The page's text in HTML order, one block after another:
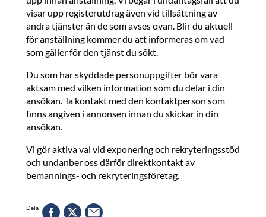
visar upp registerutdrag även vid tillsättning av
andra tjänster än de som avses ovan. Blir du aktuell
för anställning kommer du att informeras om vad
som gäller för den tjänst du sökt.
Du som har skyddade personuppgifter bör vara
aktsam med vilken information som du delar i din
ansökan. Ta kontakt med den kontaktperson som
finns angiven i annonsen innan du skickar in din
ansökan.
Vi gör aktiva val vid exponering och rekryteringsstöd
och undanber oss därför direktkontakt av
bemannings- och rekryteringsföretag.
Dela